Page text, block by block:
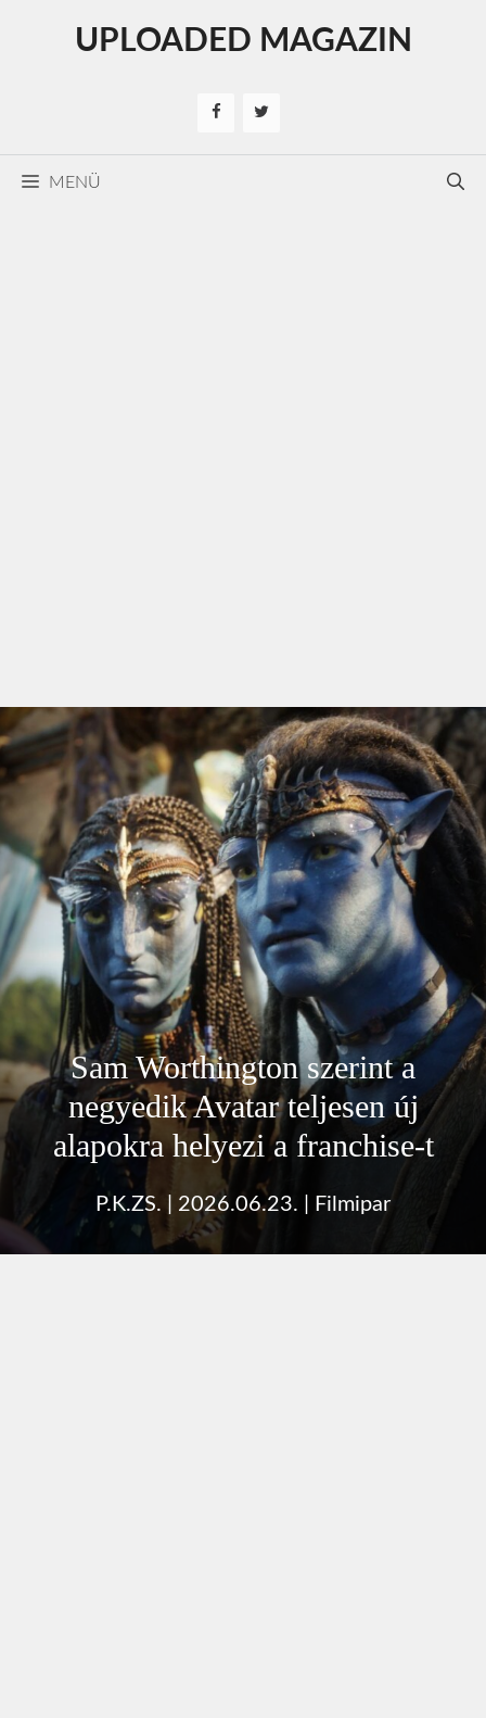
UPLOADED MAGAZIN
MENÜ
Sam Worthington szerint a
negyedik Avatar teljesen új
alapokra helyezi a franchise-t
P.K.ZS. 2026.06.23. Filmipar